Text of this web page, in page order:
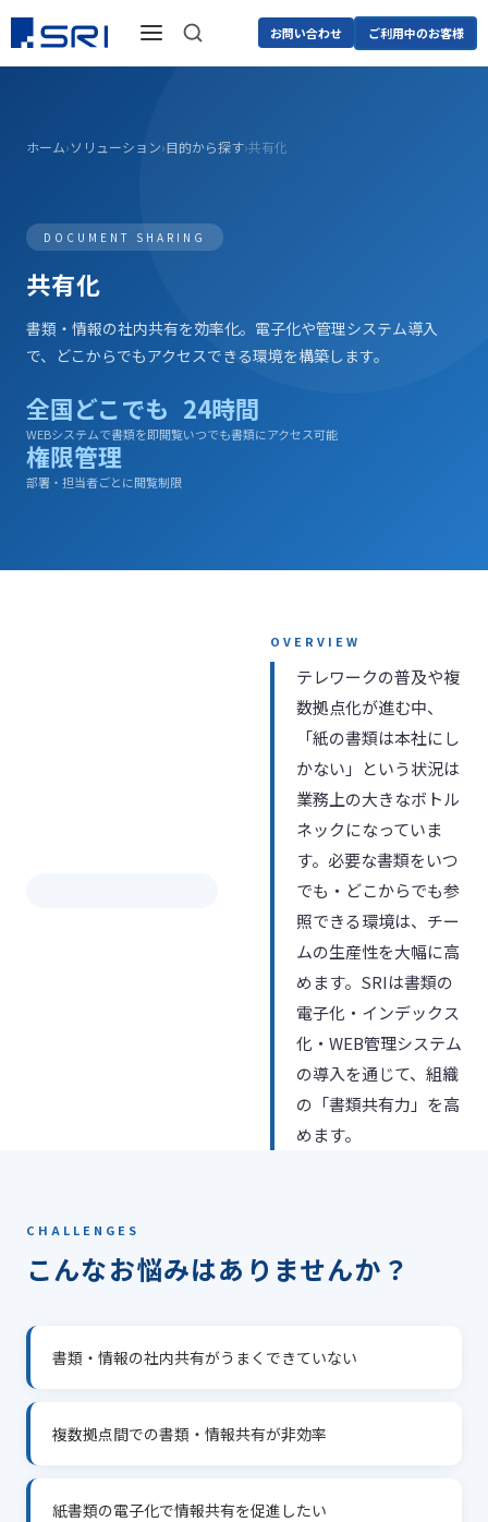
お問い合わせ ご利用中のお客様
ホーム›ソリューション›目的から探す›共有化
DOCUMENT SHARING
共有化
書類・情報の社内共有を効率化。電子化や管理システム導入
で、どこからでもアクセスできる環境を構築します。
全国どこでも
WEBシステムで書類を即閲覧
24時間
いつでも書類にアクセス可能
権限管理
部署・担当者ごとに閲覧制限
全国共有
OVERVIEW
テレワークの普及や複
数拠点化が進む中、
「紙の書類は本社にし
かない」という状況は
業務上の大きなボトル
ネックになっていま
す。必要な書類をいつ
でも・どこからでも参
照できる環境は、チー
ムの生産性を大幅に高
めます。SRIは書類の
電子化・インデックス
化・WEB管理システム
の導入を通じて、組織
の「書類共有力」を高
めます。
CHALLENGES
こんなお悩みはありませんか？
書類・情報の社内共有がうまくできていない
複数拠点間での書類・情報共有が非効率
紙書類の電子化で情報共有を促進したい